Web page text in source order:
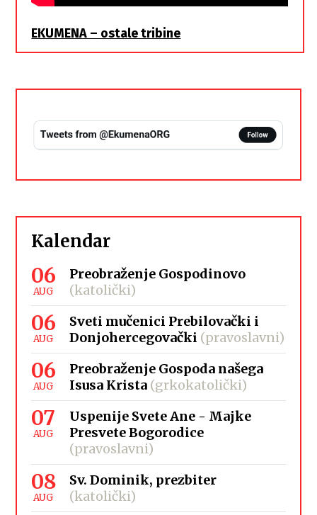
EKUMENA – ostale tribine
Kalendar
06
AUG
Preobraženje Gospodinovo
(katolički)
06
AUG
Sveti mučenici Prebilovački i
Donjohercegovački (pravoslavni)
06
AUG
Preobraženje Gospoda našega
Isusa Krista (grkokatolički)
07
AUG
Uspenije Svete Ane - Majke
Presvete Bogorodice
(pravoslavni)
08
AUG
Sv. Dominik, prezbiter
(katolički)